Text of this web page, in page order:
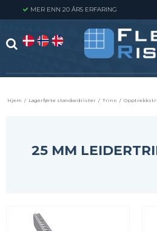
MER ENN 20 ÅRS ERFARING
Hjem / Lagerførte standardrister / Trinn /
25 MM